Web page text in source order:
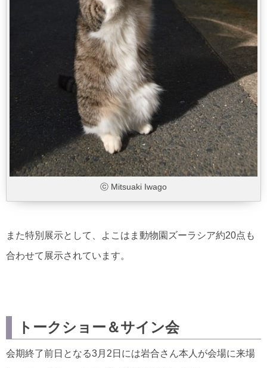
ⓒ Mitsuaki Iwago
また特別展示として、よこはま動物園ズーラシア約20点も
合わせて展示されています。
トークショー＆サイン会
会期終了前日となる3月2日には岩合さん本人が会場に来場